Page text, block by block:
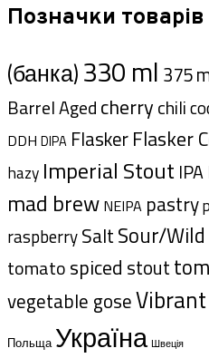
Позначки товарів
(банка)330 ml 375
Barrel Agedcherry chili
DDH DIPA FlaskerFlasker
hazy Imperial Stout IPA
mad brew NEIPA pastry
raspberrySaltSour/Wild
tomatospiced stout
vegetable gose
Польща Україна Швеція